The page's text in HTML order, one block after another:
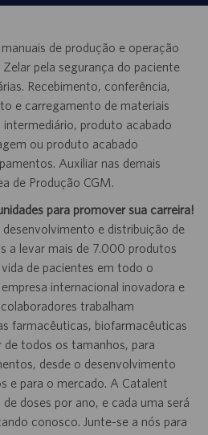
de produção e operação
pela segurança do paciente
Recebimento, conferência,
e carregamento de materiais
produto acabado
ou produto acabado
Auxiliar nas demais
de Produção CGM.
para promover sua carreira!
desenvolvimento e distribuição de
a levar mais de 7.000 produtos
de pacientes em todo o
internacional inovadora e
trabalham
farmacêuticas, biofarmacêuticas
de todos os tamanhos, para
desde o desenvolvimento
e para o mercado. A Catalent
doses por ano, e cada uma será
conosco. Junte-se a nós para